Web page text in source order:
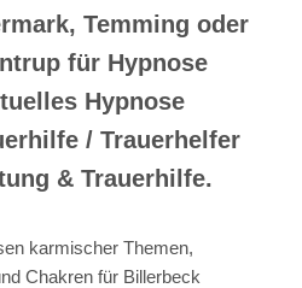
Temming oder
für Hypnose
Hypnose
/ Trauerhelfer
& Trauerhilfe.
karmischer Themen,
Chakren für Billerbeck